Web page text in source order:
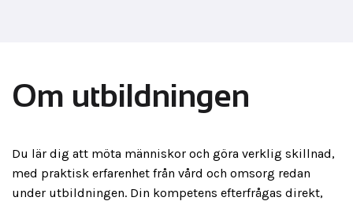
Om utbildningen
Du lär dig att möta människor och göra verklig skillnad,
med praktisk erfarenhet från vård och omsorg redan
under utbildningen. Din kompetens efterfrågas direkt,